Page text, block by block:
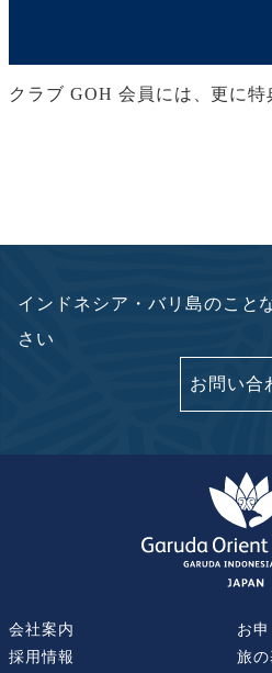
クラブ GOH 会員には、更に特
インドネシア・バリ島のこと
さい
お問い合
会社案内
採用情報
お
旅